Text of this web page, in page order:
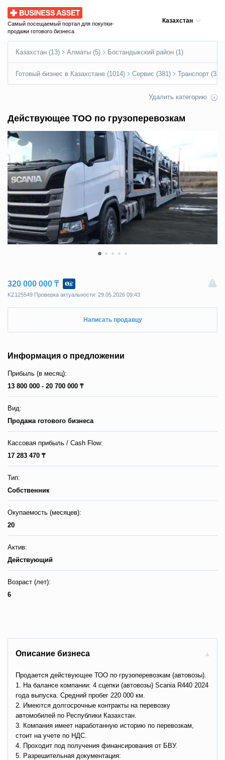
Business Asset
Самый посещаемый портал для покупки-
продажи готового бизнеса
Казахстан
Казахстан (13) Алматы (5) Бостандыкский район (1)
Готовый бизнес в Казахстане (1014) Сервис (381) Транспорт (32)
Удалить категорию
Действующее ТОО по грузоперевозкам
320 000 000 ₸
KZ125549 Пpoвepкa aктyaльнocти: 29.05.2026 09:43
Написать продавцу
Информация о предложении
Прибыль (в месяц):
13 800 000 - 20 700 000 ₸
Вид:
Продажа готового бизнеса
Кассовая прибыль / Сash Flow:
17 283 470 ₸
Тип:
Собственник
Окупаемость (месяцев):
20
Актив:
Действующий
Возраст (лет):
6
Описание бизнеса
Продается действующее ТОО по грузоперевозкам (автовозы).
1. На балансе компании: 4 сцепки (автовозы) Scania R440 2024
года выпуска. Средний пробег 220 000 км.
2. Имеются долгосрочные контракты на перевозку
автомобилей по Республики Казахстан.
3. Компания имеет наработанную историю по перевозкам,
стоит на учете по НДС.
4. Проходит под получения финансирования от БВУ.
5. Разрешительная документация: